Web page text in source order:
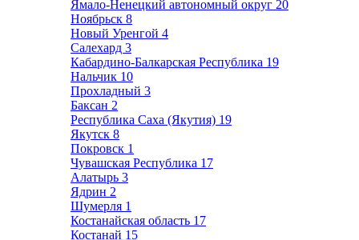
Ямало-Ненецкий автономный округ 20
Ноябрьск 8
Новый Уренгой 4
Салехард 3
Кабардино-Балкарская Республика 19
Нальчик 10
Прохладный 3
Баксан 2
Республика Саха (Якутия) 19
Якутск 8
Покровск 1
Чувашская Республика 17
Алатырь 3
Ядрин 2
Шумерля 1
Костанайская область 17
Костанай 15